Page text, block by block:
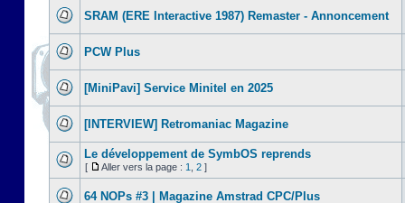
SRAM (ERE Interactive 1987) Remaster - Annoncement
PCW Plus
[MiniPavi] Service Minitel en 2025
[INTERVIEW] Retromaniac Magazine
Le développement de SymbOS reprends
[ Aller vers la page : 1 2 ]
64 NOPs #3 | Magazine Amstrad CPC/Plus